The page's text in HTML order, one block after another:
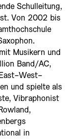
Schulleitung,
Von 2002 bis
Musikern und
Band/AC,
West-
und spielte als
Vibraphonist
in